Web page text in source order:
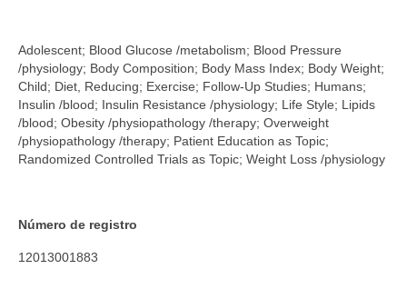
Adolescent; Blood Glucose /metabolism; Blood Pressure
/physiology; Body Composition; Body Mass Index; Body Weight;
Child; Diet, Reducing; Exercise; Follow-Up Studies; Humans;
Insulin /blood; Insulin Resistance /physiology; Life Style; Lipids
/blood; Obesity /physiopathology /therapy; Overweight
/physiopathology /therapy; Patient Education as Topic;
Randomized Controlled Trials as Topic; Weight Loss /physiology
Número de registro
12013001883